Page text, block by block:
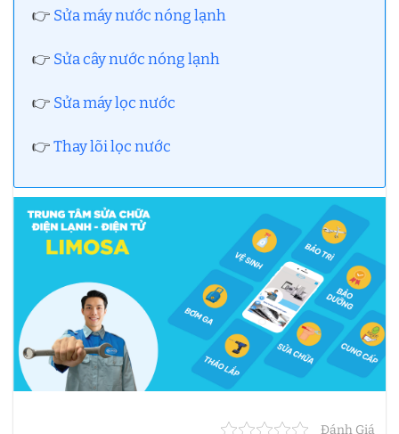
👉 Sửa máy nước nóng lạnh
👉 Sửa cây nước nóng lạnh
👉 Sửa máy lọc nước
👉Thay lõi lọc nước
Đánh Giá